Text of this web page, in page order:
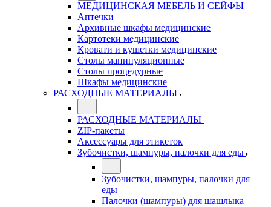
МЕДИЦИНСКАЯ МЕБЕЛЬ И СЕЙФЫ
Аптечки
Архивные шкафы медицинские
Картотеки медицинские
Кровати и кушетки медицинские
Столы манипуляционные
Столы процедурные
Шкафы медицинские
РАСХОДНЫЕ МАТЕРИАЛЫ
РАСХОДНЫЕ МАТЕРИАЛЫ
ZIP-пакеты
Аксессуары для этикеток
Зубочистки, шампуры, палочки для еды
Зубочистки, шампуры, палочки для
еды
Палочки (шампуры) для шашлыка